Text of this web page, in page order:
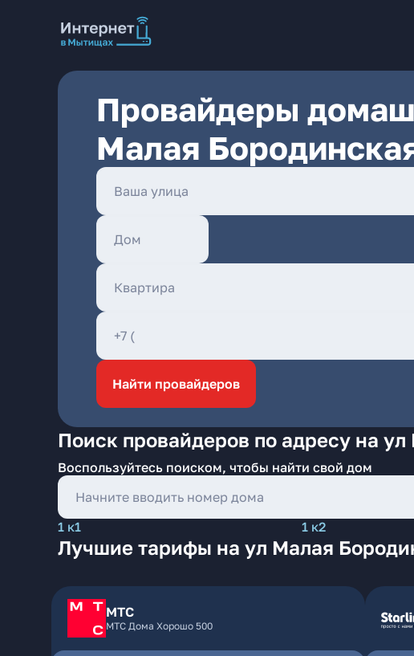
Провайдеры
Малая
Найти провайдеров
Поиск провайдеров по адресу на
Воспользуйтесь поиском, чтобы найти свой дом
1 к1 1 к2
Лучшие тарифы на ул Малая
МТС
МТС Дома Хорошо 500